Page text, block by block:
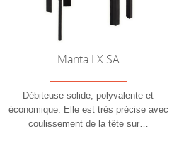
Manta LX SA
Débiteuse solide, polyvalente et
économique. Elle est très précise avec
coulissement de la tête sur…